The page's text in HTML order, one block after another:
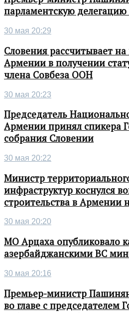
парламентскую
30 мая 20:29
Словения рассчитывает
Армении в получении
члена Совбеза ООН
30 мая 20:23
Председатель
Армении принял спикера
собрания Словении
30 мая 20:22
Министр
инфраструктур коснулся
строительства в Армении
30 мая 20:20
МО Арцаха опубликовало
азербайджанскими ВС
30 мая 20:16
Премьер-министр
во главе с председателем